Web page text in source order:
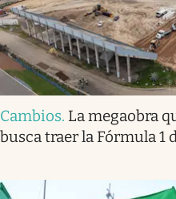
Cambios. La megaobra
busca traer la Fórmula 1